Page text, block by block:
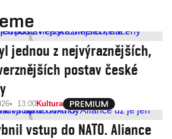
jednou z nejvýraznějších,
postav české
13:00Kultura
vstup do NATO. Aliance